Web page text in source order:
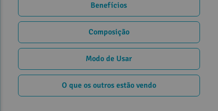
Benefícios
Composição
Modo de Usar
O que os outros estão vendo